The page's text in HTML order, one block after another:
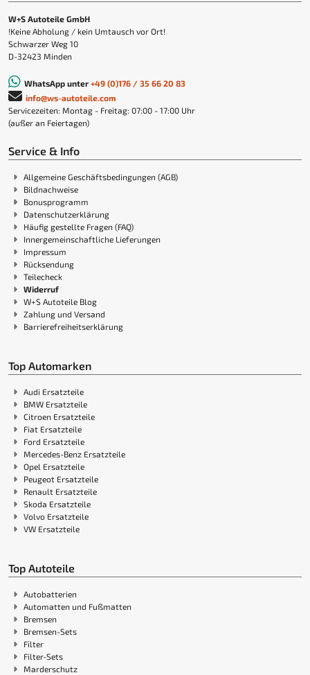
W+S Autoteile GmbH
!Keine Abholung / kein Umtausch vor Ort!
Schwarzer Weg 10
D-32423 Minden
WhatsApp unter +49 (0)176 / 35 66 20 83
info@ws-autoteile.com
Servicezeiten: Montag - Freitag: 07:00 - 17:00 Uhr
(außer an Feiertagen)
Service & Info
Allgemeine Geschäftsbedingungen (AGB)
Bildnachweise
Bonusprogramm
Datenschutzerklärung
Häufig gestellte Fragen (FAQ)
Innergemeinschaftliche Lieferungen
Impressum
Rücksendung
Teilecheck
Widerruf
W+S Autoteile Blog
Zahlung und Versand
Barrierefreiheitserklärung
Top Automarken
Audi Ersatzteile
BMW Ersatzteile
Citroen Ersatzteile
Fiat Ersatzteile
Ford Ersatzteile
Mercedes-Benz Ersatzteile
Opel Ersatzteile
Peugeot Ersatzteile
Renault Ersatzteile
Skoda Ersatzteile
Volvo Ersatzteile
VW Ersatzteile
Top Autoteile
Autobatterien
Automatten und Fußmatten
Bremsen
Bremsen-Sets
Filter
Filter-Sets
Marderschutz